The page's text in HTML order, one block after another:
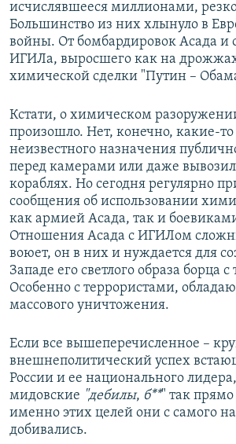
исчислявшееся миллионами, резко
Большинство из них хлынуло в
войны. От бомбардировок Асада и
ИГИЛа, выросшего как на
химической сделки "Путин –
Кстати, о химическом
произошло. Нет, конечно, какие-
неизвестного назначения
перед камерами или даже
кораблях. Но сегодня регулярно
сообщения об использовании
как армией Асада, так и
Отношения Асада с ИГИЛом
воюет, он в них и нуждается для
Западе его светлого образа борца
Особенно с террористами,
массового уничтожения.
Если все вышеперечисленное –
внешнеполитический успех
России и ее национального
мидовские "дебилы, б**" так
именно этих целей они с самого
добивались.